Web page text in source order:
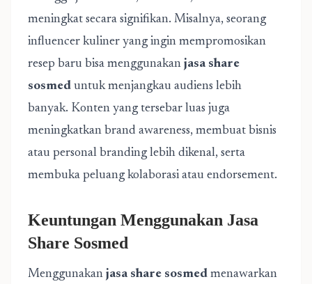
meningkat secara signifikan. Misalnya, seorang
influencer kuliner yang ingin mempromosikan
resep baru bisa menggunakan jasa share
sosmed untuk menjangkau audiens lebih
banyak. Konten yang tersebar luas juga
meningkatkan brand awareness, membuat bisnis
atau personal branding lebih dikenal, serta
membuka peluang kolaborasi atau endorsement.
Keuntungan Menggunakan Jasa
Share Sosmed
Menggunakan jasa share sosmed menawarkan